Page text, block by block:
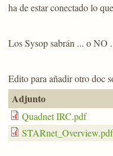
ha de estar conectado lo
Los Sysop sabrán ... o NO
Edito para añadir otro doc
Adjunto
Quadnet IRC.pdf
STARnet_Overview.pdf